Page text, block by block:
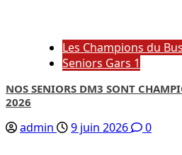
Les Champions du
Seniors Gars 1
NOS SENIORS DM3 SONT
2026
admin 9 juin 2026 0